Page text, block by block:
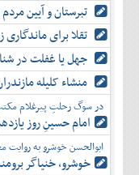
تبرستان و آیین
تقلا برای ماندگاری
جهل یا غفلت در
منشاء کلیله
در سوگ رحلتِ پیرغلام مکتب
امام حسینِ روز
ابوالحسن خوشرو به روایت
خوشرو، خنياگر